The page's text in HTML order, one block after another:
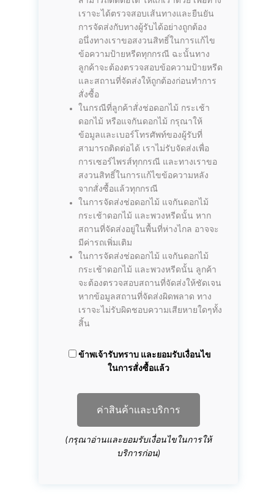
เราจะได้ตรวจสอบเส้นทางและยืนยัน
การจัดส่งกับทางผู้รับได้อย่างถูกต้อง
อนึ่งทางเราขอสงวนสิทธิ์ในการแก้ไข
ข้อความป้ายหรีดทุกกรณี ฉะนั้นทาง
ลูกค้าจะต้องตรวจสอบข้อความป้ายหรีด
และสถานที่จัดส่งให้ถูกต้องก่อนทำการ
สั่งซื้อ
ในกรณีที่ลูกค้าสั่งช่อดอกไม้ กระเช้า
ดอกไม้ หรือแจกันดอกไม้ กรุณาให้
ข้อมูลและเบอร์โทรศัพท์ของผู้รับที่
สามารถติดต่อได้ เราไม่รับจัดส่งเพื่อ
การเซอร์ไพรส์ทุกกรณี และทางเราขอ
สงวนสิทธิ์ในการแก้ไขข้อความหลัง
จากสั่งซื้อแล้วทุกกรณี
ในการจัดส่งช่อดอกไม้ แจกันดอกไม้
กระเช้าดอกไม้ และพวงหรีดนั้น หาก
สถานที่จัดส่งอยู่ในพื้นที่ห่างไกล อาจจะ
มีค่ารถเพิ่มเติม
ในการจัดส่งช่อดอกไม้ แจกันดอกไม้
กระเช้าดอกไม้ และพวงหรีดนั้น ลูกค้า
จะต้องตรวจสอบสถานที่จัดส่งให้ชัดเจน
หากข้อมูลสถานที่จัดส่งผิดพลาด ทาง
เราจะไม่รับผิดชอบความเสียหายใดๆทั้ง
สิ้น
ข้าพเจ้ารับทราบ และยอมรับเงื่อนไข
ในการสั่งซื้อแล้ว
ค่าสินค้าและบริการ
(กรุณาอ่านและยอมรับเงื่อนไขในการให้
บริการก่อน)